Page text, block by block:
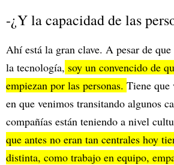
-¿Y la capacidad de las
Ahí está la gran clave. A pesar de
la tecnología, soy un convencido de
empiezan por las personas. Tiene que
en que venimos transitando algunos
compañías están teniendo a nivel
que antes no eran tan centrales hoy
distinta, como trabajo en equipo,